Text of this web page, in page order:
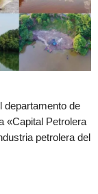
departamento de
«Capital Petrolera
petrolera del